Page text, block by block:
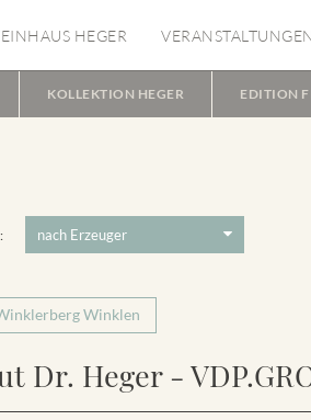
HEGER VERANSTALTUNGEN
KOLLEKTION HEGER EDITION
Winklen
Dr. Heger -